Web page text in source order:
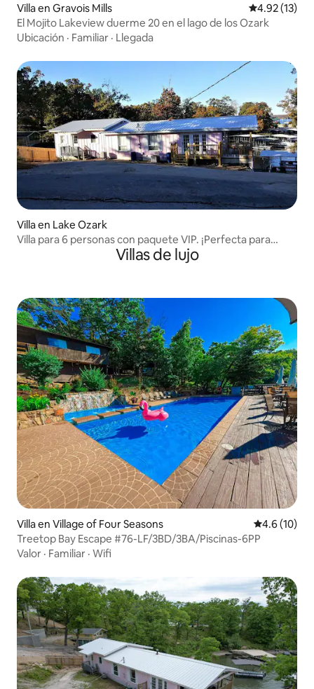
Villa en Gravois Mills Calificación
4.92 (13)
El Mojito Lakeview duerme 20 en el lago de los Ozark
Ubicación · Familiar · Llegada
Villa en Lake Ozark
Villa para 6 personas con paquete VIP. ¡Perfecta para
despedidas de soltero!Villas de lujo
Villa en Village of Four Seasons Calificación
4.6 (10)
Treetop Bay Escape #76-LF/3BD/3BA/Piscinas-6PP
Valor · Familiar · Wifi